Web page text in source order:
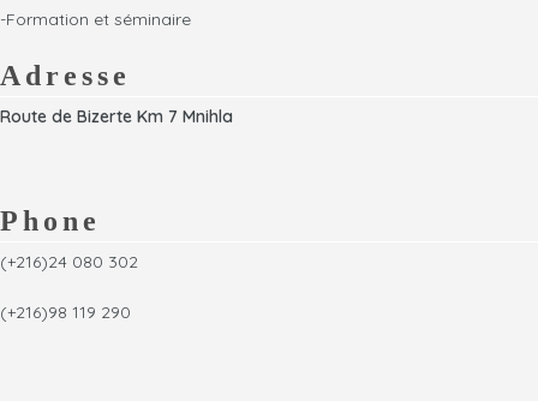
-Formation et séminaire
Adresse
Route de Bizerte Km 7 Mnihla
Phone
(+216)24 080 302
(+216)98 119 290